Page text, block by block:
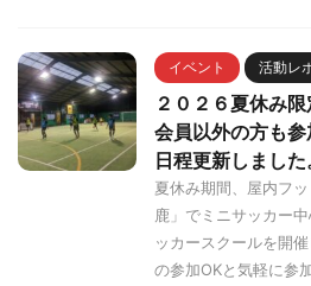
イベント 活動レ
２０２６夏休み
会員以外の方も
日程更新しました
夏休み期間、屋内フ
鹿」でミニサッカー
ッカースクールを開
の参加OKと気軽に参